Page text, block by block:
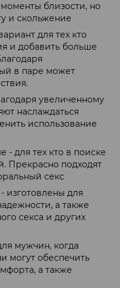
близости, но
и скольжение
для тех кто
и добавить больше
в паре может
увеличенному
наслаждаться
использование
для тех кто в поиске
Прекрасно подходят
секс
изготовлены для
а также
секса и других
мужчин, когда
могут обеспечить
а также